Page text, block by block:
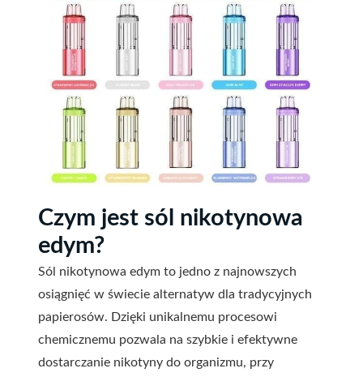
Czym jest sól nikotynowa
edym?
Sól nikotynowa edym to jedno z najnowszych
osiągnięć w świecie alternatyw dla tradycyjnych
papierosów. Dzięki unikalnemu procesowi
chemicznemu pozwala na szybkie i efektywne
dostarczanie nikotyny do organizmu, przy